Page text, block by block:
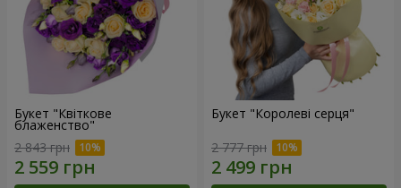
Букет "Квіткове
блаженство"
2 843 грн
Букет "Королеві серця"
2 777 грн